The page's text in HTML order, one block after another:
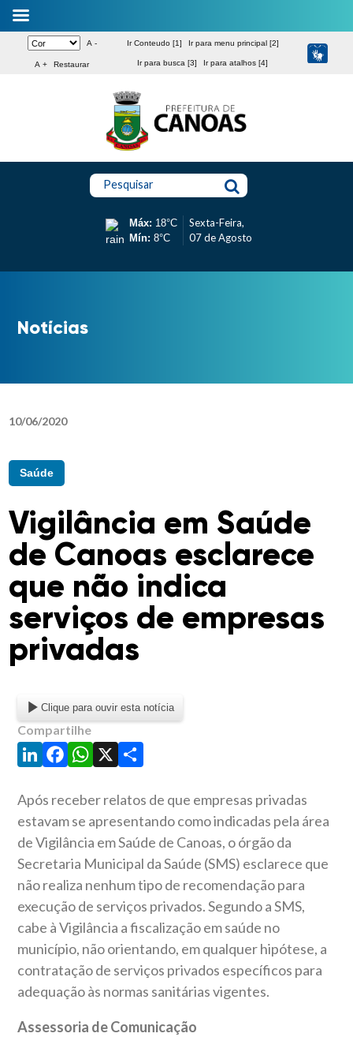
A -
A + Restaurar
Ir Conteudo [1] Ir para menu principal [2]
Ir para busca [3] Ir para atalhos [4]
Pesquisar
Máx: 18°C
Mín: 8°C
Sexta-Feira,
07 de Agosto
Notícias
10/06/2020
Saúde
Vigilância em Saúde
de Canoas esclarece
que não indica
serviços de empresas
privadas
Clique para ouvir esta notícia
Compartilhe
LinkedIn
Facebook
WhatsApp
X Share
Após receber relatos de que empresas privadas
estavam se apresentando como indicadas pela área
de Vigilância em Saúde de Canoas, o órgão da
Secretaria Municipal da Saúde (SMS) esclarece que
não realiza nenhum tipo de recomendação para
execução de serviços privados. Segundo a SMS,
cabe à Vigilância a fiscalização em saúde no
município, não orientando, em qualquer hipótese, a
contratação de serviços privados específicos para
adequação às normas sanitárias vigentes.
Assessoria de Comunicação